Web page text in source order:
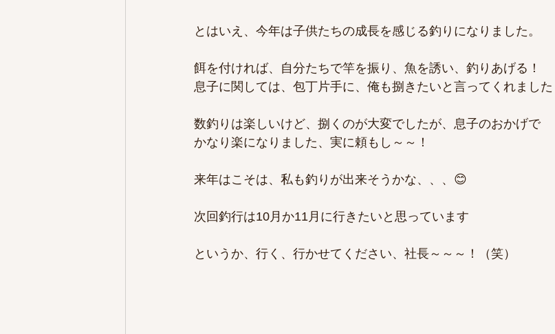
とはいえ、今年は子供たちの成長を感じる釣りになりました。
餌を付ければ、自分たちで竿を振り、魚を誘い、釣りあげる！
息子に関しては、包丁片手に、俺も捌きたいと言ってくれました
数釣りは楽しいけど、捌くのが大変でしたが、息子のおかげで
かなり楽になりました、実に頼もし～～！
来年はこそは、私も釣りが出来そうかな、、、😊
次回釣行は10月か11月に行きたいと思っています
というか、行く、行かせてください、社長～～～！（笑）